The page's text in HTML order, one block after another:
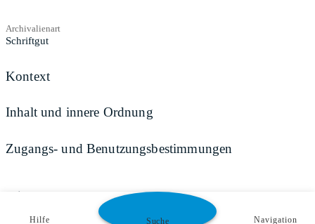
Archivalienart
Schriftgut
Kontext
Inhalt und innere Ordnung
Zugangs- und Benutzungsbestimmungen
Teilen
Hilfe Suche Navigation